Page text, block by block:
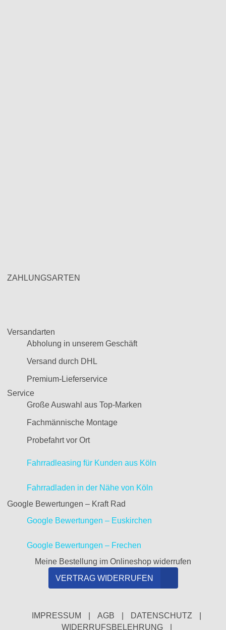
ZAHLUNGSARTEN
Versandarten
Abholung in unserem Geschäft
Versand durch DHL
Premium-Lieferservice
Service
Große Auswahl aus Top-Marken
Fachmännische Montage
Probefahrt vor Ort
Fahrradleasing für Kunden aus Köln
Fahrradladen in der Nähe von Köln
Google Bewertungen – Kraft Rad
Google Bewertungen – Euskirchen
Google Bewertungen – Frechen
Meine Bestellung im Onlineshop widerrufen
VERTRAG WIDERRUFEN
IMPRESSUM AGB DATENSCHUTZ
WIDERRUFSBELEHRUNG